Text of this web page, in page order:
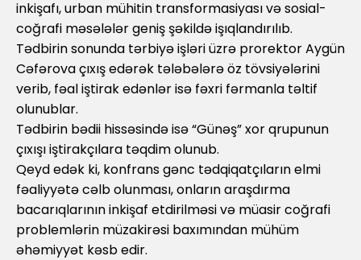
inkişafı, urban mühitin transformasiyası və sosial-
coğrafi məsələlər geniş şəkildə işıqlandırılıb.
Tədbirin sonunda tərbiyə işləri üzrə prorektor Aygün
Cəfərova çıxış edərək tələbələrə öz tövsiyələrini
verib, fəal iştirak edənlər isə fəxri fərmanla təltif
olunublar.
Tədbirin bədii hissəsində isə “Günəş” xor qrupunun
çıxışı iştirakçılara təqdim olunub.
Qeyd edək ki, konfrans gənc tədqiqatçıların elmi
fəaliyyətə cəlb olunması, onların araşdırma
bacarıqlarının inkişaf etdirilməsi və müasir coğrafi
problemlərin müzakirəsi baxımından mühüm
əhəmiyyət kəsb edir.